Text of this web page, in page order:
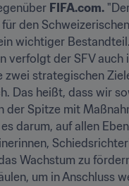
FIFA.com.
den Schweizerischen
wichtiger
verfolgt der SFV auch
zwei strategischen
Das heißt, dass wir
der Spitze mit
darum, auf allen
Wachstum zu
um in Anschluss